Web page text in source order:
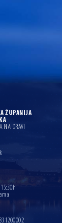
ŽUPANIJA
NA DRAVI